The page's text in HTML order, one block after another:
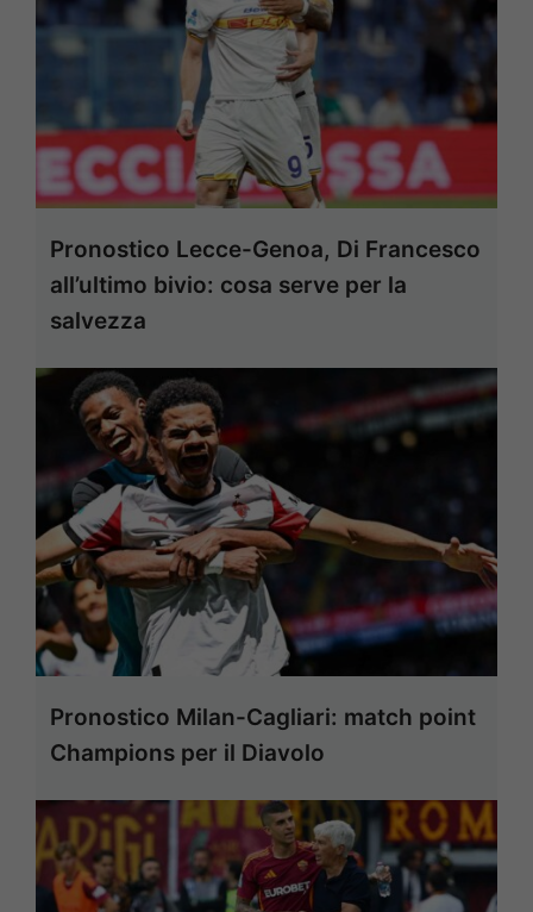
Pronostico Lecce-Genoa, Di Francesco
all’ultimo bivio: cosa serve per la
salvezza
Pronostico Milan-Cagliari: match point
Champions per il Diavolo